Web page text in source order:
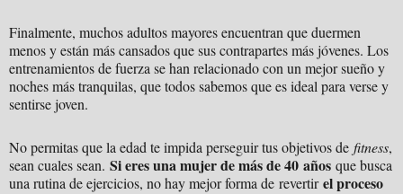
Finalmente, muchos adultos mayores encuentran que duermen
menos y están más cansados que sus contrapartes más jóvenes. Los
entrenamientos de fuerza se han relacionado con un mejor sueño y
noches más tranquilas, que todos sabemos que es ideal para verse y
sentirse joven.
No permitas que la edad te impida perseguir tus objetivos de fitness,
sean cuales sean. Si eres una mujer de más de 40 años que busca
una rutina de ejercicios, no hay mejor forma de revertirel proceso